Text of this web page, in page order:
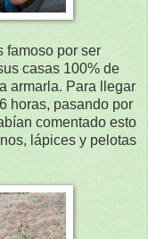
famoso por ser
casas 100% de
armarla. Para llegar
horas, pasando por
comentado esto
lápices y pelotas